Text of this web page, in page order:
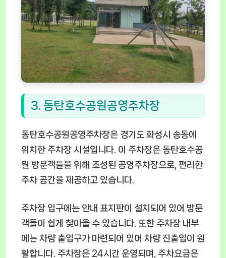
3. 동탄호수공원공영주차장
동탄호수공원공영주차장은 경기도 화성시 송동에
위치한 주차장 시설입니다. 이 주차장은 동탄호수공
원 방문객들을 위해 조성된 공영주차장으로, 편리한
주차 공간을 제공하고 있습니다.
주차장 입구에는 안내 표지판이 설치되어 있어 방문
객들이 쉽게 찾아올 수 있습니다. 또한 주차장 내부
에는 차량 출입구가 마련되어 있어 차량 진출입이 원
활합니다. 주차장은 24시간 운영되며, 주차요금은